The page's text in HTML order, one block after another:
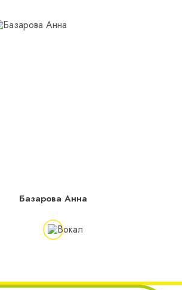
Базарова Анна